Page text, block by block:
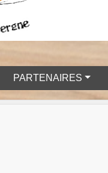
PARTENAIRES